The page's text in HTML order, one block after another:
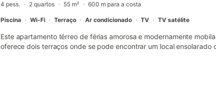
4 pess. 2 quartos 55 m² 600 m para a costa
Piscina Wi-Fi Terraço Ar condicionado TV TV satélite
Este apartamento térreo de férias amorosa e modernamente
oferece dois terraços onde se pode encontrar um local ensolarado
Uma ponte sobre a estrada leva directamente à praia, cerca de 7